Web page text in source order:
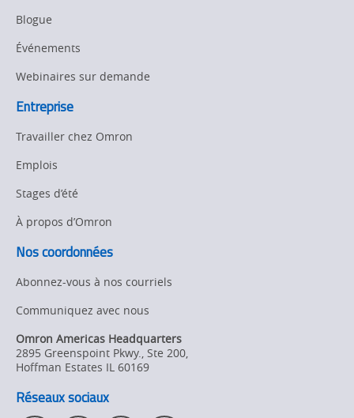
Blogue
Événements
Webinaires sur demande
Entreprise
Travailler chez Omron
Emplois
Stages d’été
À propos d’Omron
Nos coordonnées
Abonnez-vous à nos courriels
Communiquez avec nous
Omron Americas Headquarters
2895 Greenspoint Pkwy., Ste 200,
Hoffman Estates IL 60169
Réseaux sociaux